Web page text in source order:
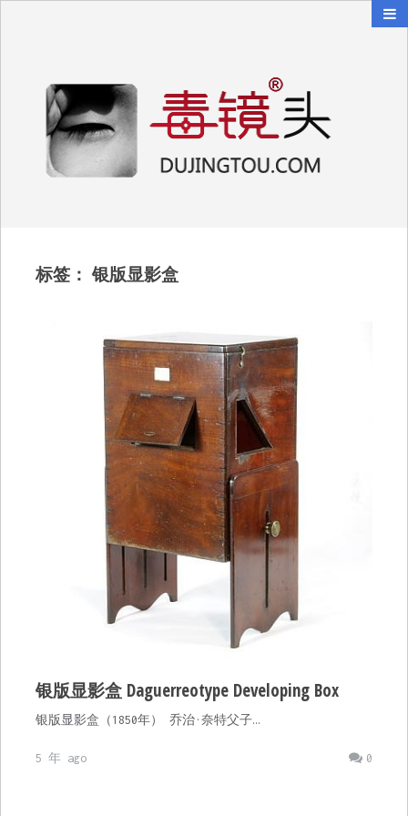
标签：银版显影盒
银版显影盒 Daguerreotype Developing Box
银版显影盒（1850年） 乔治·奈特父子…
0
5 年 ago